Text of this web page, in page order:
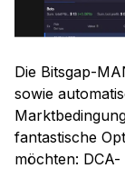
Die Bitsgap-
sowie
fantastische
möchten: